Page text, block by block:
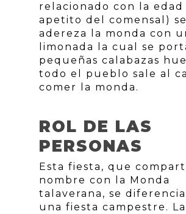
relacionado con la edad
apetito del comensal) se
adereza la monda con
limonada la cual se
pequeñas calabazas
todo el pueblo sale al
comer la monda.
ROL DE LAS
PERSONAS
Esta fiesta, que
nombre con la Monda
talaverana, se
una fiesta campestre.